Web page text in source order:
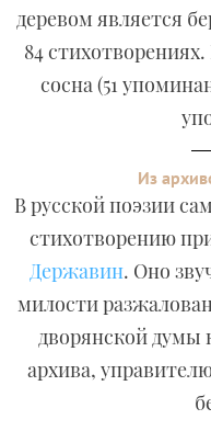
деревом является
84
сосна (51
Из
В русской поэзии
стихотворению
Державин. Оно
милости
дворянской думы
архива,